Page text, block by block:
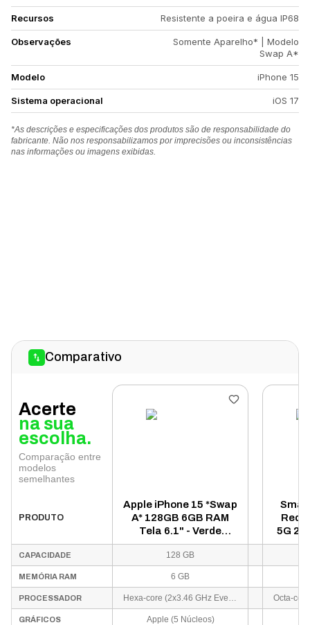
Recursos Resistente a poeira e água IP68
Observações
Somente Aparelho* | Modelo
Swap A*
Modelo iPhone 15
Sistema operacional iOS 17
*As descrições e especificações dos produtos são de responsabilidade do
fabricante. Não nos responsabilizamos por imprecisões ou inconsistências
nas informações ou imagens exibidas.
Comparativo
Acerte
na sua
escolha.
Comparação entre
modelos
semelhantes
PRODUTO
Apple iPhone 15 *Swap
A* 128GB 6GB RAM
Tela 6.1" - Verde
(Somente Aparelho)
5G
Dual
CAPACIDADE 128 GB
MEMÓRIA RAM 6 GB
PROCESSADOR Hexa-core (2x3.46 GHz Everest + 4x2.02 GHz Sawtooth)
GRÁFICOS Apple (5 Núcleos)